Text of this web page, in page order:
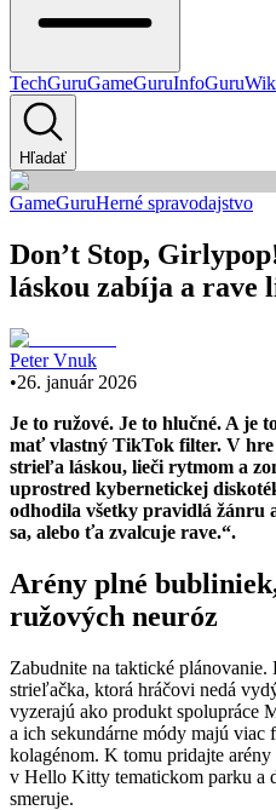
TechGuruGameGuruInfoGuru
Hľadať
GameGuruHerné spravodajstvo
Don’t Stop,
láskou zabíja a rave
Peter Vnuk
•26. január 2026
Je to ružové. Je to hlučné. A je
mať vlastný TikTok filter. V hre
strieľa láskou, lieči rytmom a
uprostred kybernetickej
odhodila všetky pravidlá žánru
sa, alebo ťa zvalcuje rave.“.
Arény plné
ružových neuróz
Zabudnite na taktické
strieľačka, ktorá hráčovi nedá
vyzerajú ako produkt spolupráce
a ich sekundárne módy majú viac
kolagénom. K tomu pridajte
v Hello Kitty tematickom parku a
smeruje.